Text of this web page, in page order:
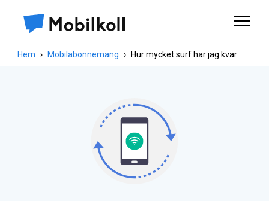
Hem Mobilabonnemang Hur mycket surf har jag kvar